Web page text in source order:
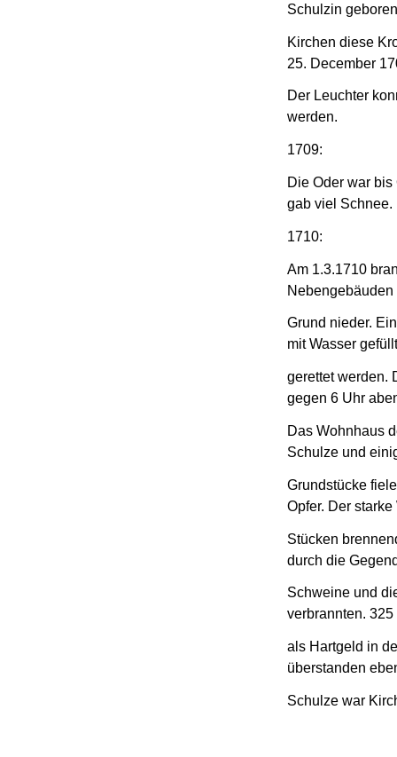
Schulzin
Kirchen diese
25. December
Der Leuchter
werden.
1709:
Die Oder war
gab viel Schnee.
1710:
Am 1.3.1710
Grund nieder.
mit Wasser
gerettet werden.
gegen 6 Uhr
Das Wohnhaus
Schulze und
Grundstücke
Opfer. Der
Stücken
durch die
Schweine und
verbrannten.
als Hartgeld in
überstanden
Schulze war